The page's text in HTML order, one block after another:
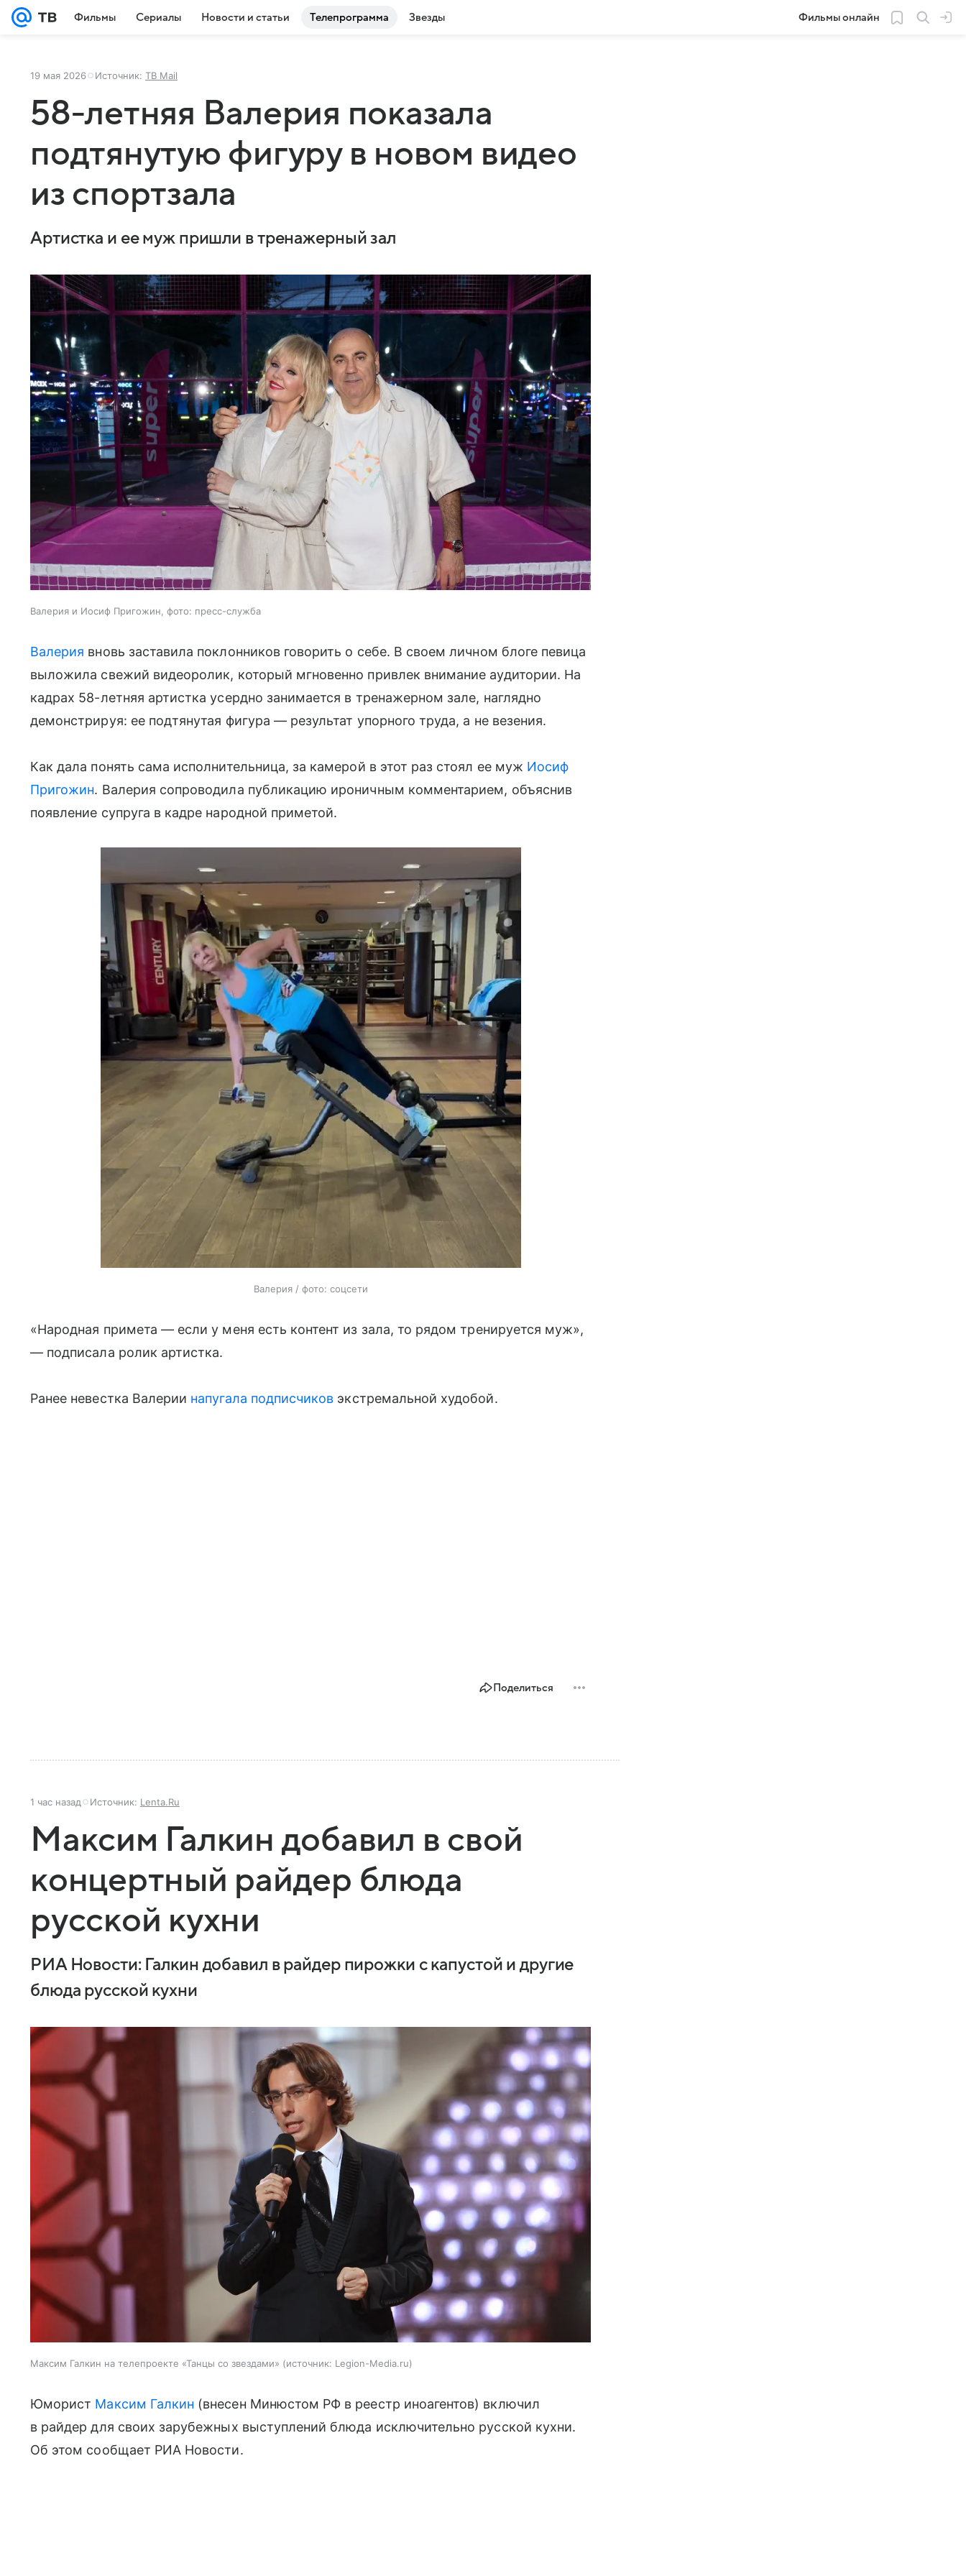
Фильмы Сериалы Новости и статьи Телепрограмма Звезды Фильмы онлайн
19 мая 2026 Источник: ТВ Mail
58-летняя Валерия показала
подтянутую фигуру в новом видео
из спортзала
Артистка и ее муж пришли в тренажерный зал
Валерия и Иосиф Пригожин, фото: пресс-служба
Валерия вновь заставила поклонников говорить о себе. В своем личном блоге певица
выложила свежий видеоролик, который мгновенно привлек внимание аудитории. На
кадрах 58-летняя артистка усердно занимается в тренажерном зале, наглядно
демонстрируя: ее подтянутая фигура — результат упорного труда, а не везения.
Как дала понять сама исполнительница, за камерой в этот раз стоял ее муж Иосиф
Пригожин. Валерия сопроводила публикацию ироничным комментарием, объяснив
появление супруга в кадре народной приметой.
Валерия / фото: соцсети
«Народная примета — если у меня есть контент из зала, то рядом тренируется муж»,
— подписала ролик артистка.
Ранее невестка Валерии напугала подписчиков экстремальной худобой.
Поделиться
1 час назад Источник: Lenta.Ru
Максим Галкин добавил в свой
концертный райдер блюда
русской кухни
РИА Новости: Галкин добавил в райдер пирожки с капустой и другие
блюда русской кухни
Максим Галкин на телепроекте «Танцы со звездами» источник: Legion-Media.ru
Юморист Максим Галкин (внесен Минюстом РФ в реестр иноагентов) включил
в райдер для своих зарубежных выступлений блюда исключительно русской кухни.
Об этом сообщает РИА Новости.